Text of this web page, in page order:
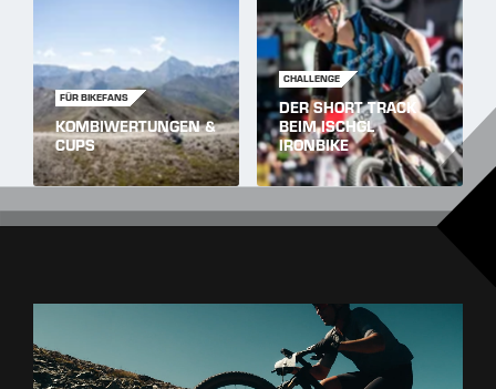
CHALLENGE
DER SHORT TRACK
BEIM ISCHGL
IRONBIKE
FÜR BIKEFANS
KOMBIWERTUNGEN &
CUPS